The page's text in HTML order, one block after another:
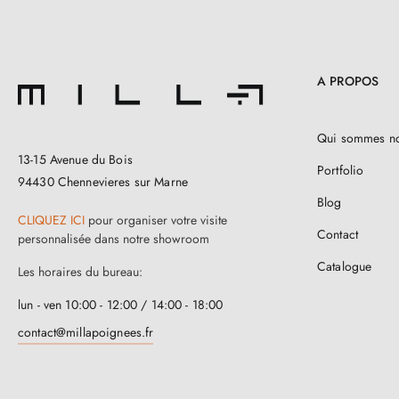
13-15 Avenue du Bois
94430 Chennevieres sur Marne
CLIQUEZ ICI pour organiser votre visite
personnalisée dans notre showroom
Les horaires du bureau:
lun - ven 10:00 - 12:00 / 14:00 - 18:00
contact@millapoignees.fr
A PROPOS
Qui sommes
Portfolio
Blog
Contact
Catalogue